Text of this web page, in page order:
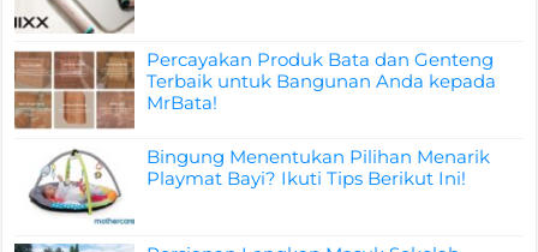
Percayakan Produk Bata dan Genteng
Terbaik untuk Bangunan Anda kepada
MrBata!
Bingung Menentukan Pilihan Menarik
Playmat Bayi? Ikuti Tips Berikut Ini!